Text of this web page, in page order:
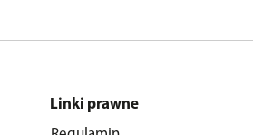
Linki prawne